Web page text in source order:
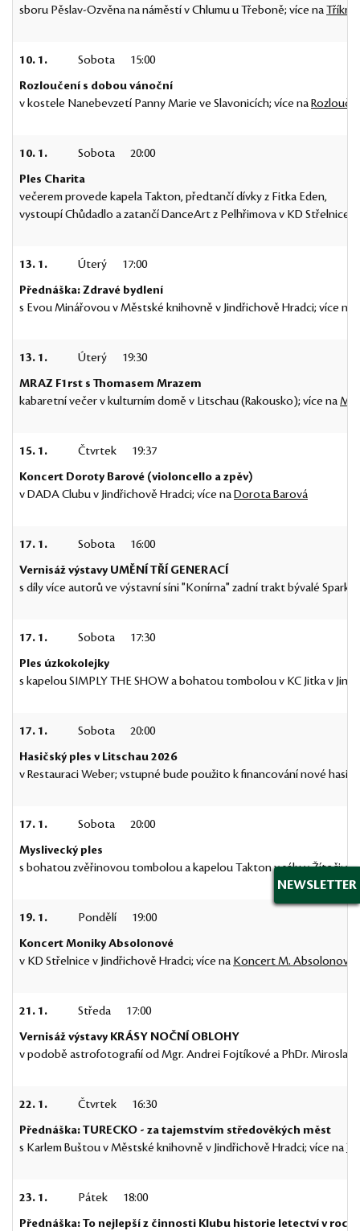
sboru Pěslav-Ozvěna na náměstí v Chlumu u Třeboně; více na
10. 1. Sobota
15:00
Rozloučení s dobou vánoční
v kostele Nanebevzetí Panny Marie ve Slavonicích; více na
10. 1. Sobota
20:00
Ples Charita
večerem provede kapela Takton, předtančí dívky z Fitka Eden,
vystoupí Chůdadlo a zatančí DanceArt z Pelhřimova v KD Střelnice
13. 1. Úterý
17:00
Přednáška: Zdravé bydlení
s Evou Minářovou v Městské knihovně v Jindřichově Hradci; více na
13. 1. Úterý
19:30
MRAZ F1rst s Thomasem Mrazem
kabaretní večer v kulturním domě v Litschau (Rakousko); více na
15. 1. Čtvrtek
19:37
Koncert Doroty Barové (violoncello a zpěv)
v DADA Clubu v Jindřichově Hradci; více na Dorota Barová
17. 1. Sobota
16:00
Vernisáž výstavy UMĚNÍ TŘÍ GENERACÍ
s díly více autorů ve výstavní síni "Konírna" zadní trakt bývalé
17. 1. Sobota
17:30
Ples úzkokolejky
s kapelou SIMPLY THE SHOW a bohatou tombolou v KC Jitka v
17. 1. Sobota
20:00
Hasičský ples v Litschau 2026
v Restauraci Weber; vstupné bude použito k financování nové
17. 1. Sobota
20:00
Myslivecký ples
s bohatou zvěřinovou tombolou a kapelou Takton v sálu v Žíteči;
19. 1. Pondělí
19:00
Koncert Moniky Absolonové
v KD Střelnice v Jindřichově Hradci; více na Koncert M. Absolonové
21. 1. Středa
17:00
Vernisáž výstavy KRÁSY NOČNÍ OBLOHY
v podobě astrofotografií od Mgr. Andrei Fojtíkové a PhDr.
22. 1. Čtvrtek
16:30
Přednáška: TURECKO - za tajemstvím středověkých měst
s Karlem Buštou v Městské knihovně v Jindřichově Hradci; více na
23. 1. Pátek
18:00
Přednáška: To nejlepší z činnosti Klubu historie letectví v roce
NEWSLETTER